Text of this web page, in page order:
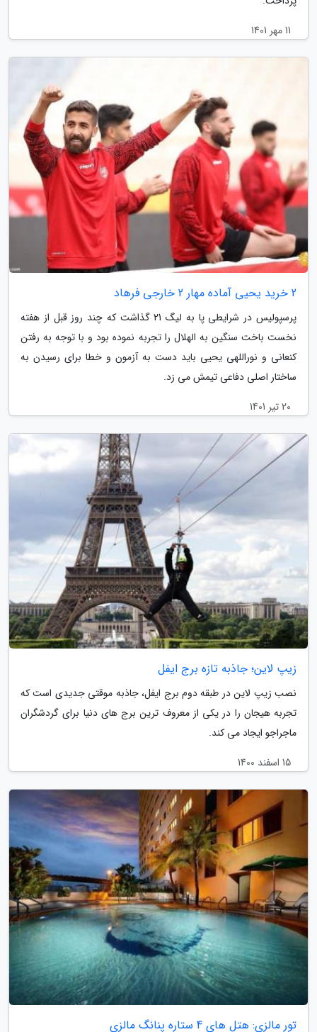
11 مهر 1401
2 خرید یحیی آماده مهار 2 خارجی فرهاد
پرسپولیس در شرایطی پا به لیگ 21 گذاشت که چند روز قبل از هفته
نخست باخت سنگین به الهلال را تجربه نموده بود و با توجه به رفتن
کنعانی و نوراللهی یحیی باید دست به آزمون و خطا برای رسیدن به
ساختار اصلی دفاعی تیمش می زد.
20 تیر 1401
زیپ لاین؛ جاذبه تازه برج ایفل
نصب زیپ لاین در طبقه دوم برج ایفل، جاذبه موقتی جدیدی است که
تجربه هیجان را در یکی از معروف ترین برج های دنیا برای گردشگران
ماجراجو ایجاد می کند.
15 اسفند 1400
تور مالزی: هتل های 4 ستاره پنانگ مالزی